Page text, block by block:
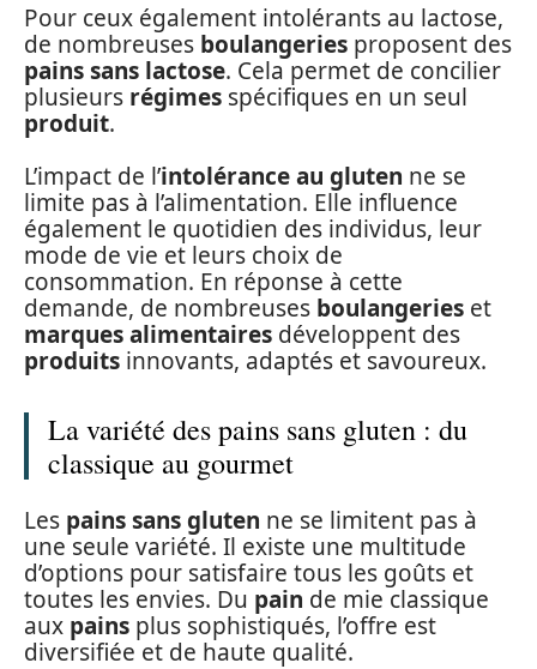
Pour ceux également intolérants au lactose,
de nombreuses boulangeries proposent des
pains sans lactose. Cela permet de concilier
plusieurs régimes spécifiques en un seul
produit.
L’impact de l’intolérance au gluten ne se
limite pas à l’alimentation. Elle influence
également le quotidien des individus, leur
mode de vie et leurs choix de
consommation. En réponse à cette
demande, de nombreuses boulangeries et
marques alimentaires développent des
produits innovants, adaptés et savoureux.
La variété des pains sans gluten : du
classique au gourmet
Les pains sans gluten ne se limitent pas à
une seule variété. Il existe une multitude
d’options pour satisfaire tous les goûts et
toutes les envies. Du pain de mie classique
aux pains plus sophistiqués, l’offre est
diversifiée et de haute qualité.